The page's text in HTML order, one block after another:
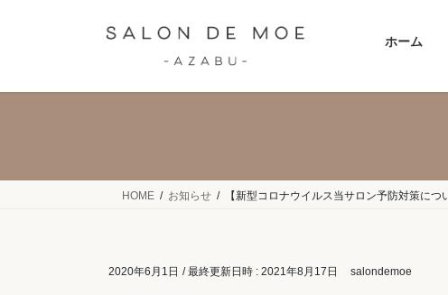
ツ
ッ
シ
移
ホーム
HOME お知らせ 【新型コロナウイルス当サロン予防対策につ
2020年6月1日 / 最終更新日時 : 2021年8月17日 salondemoe